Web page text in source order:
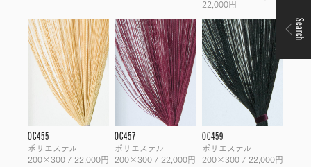
22,000円
OC455
ポリエステル
200×300 / 22,000円
OC457
ポリエステル
200×300 / 22,000円
OC459
ポリエステル
200×300 / 22,000円
Search